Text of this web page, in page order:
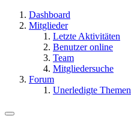
Dashboard
Mitglieder
Letzte Aktivitäten
Benutzer online
Team
Mitgliedersuche
Forum
Unerledigte Themen